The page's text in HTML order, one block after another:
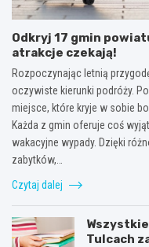
Odkryj 17 gmin
atrakcje czekają!
Rozpoczynając letnią
oczywiste kierunki podróży.
miejsce, które kryje w sobie
Każda z gmin oferuje coś
wakacyjne wypady. Dzięki
zabytków,…
Czytaj dalej
Wszystkie
Tulcach